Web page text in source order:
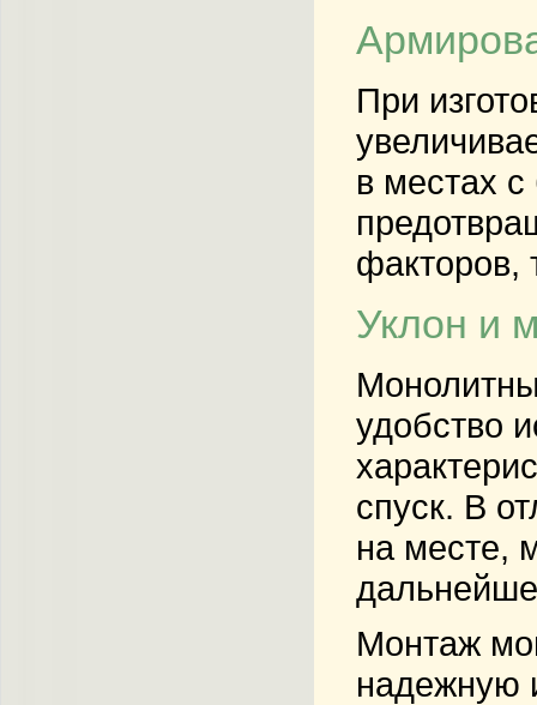
При
в местах
факторов,
Уклон и
удобство
спуск. В
на месте,
Монтаж
надежную